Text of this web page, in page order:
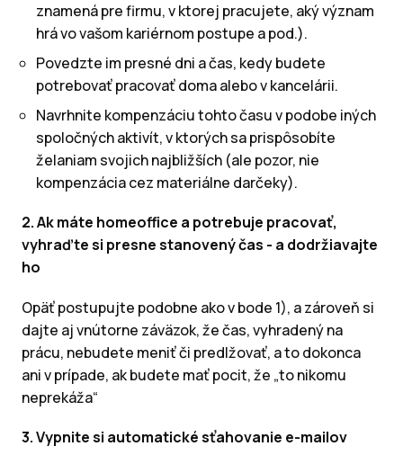
znamená pre firmu, v ktorej pracujete, aký význam
hrá vo vašom kariérnom postupe a pod.).
Povedzte im presné dni a čas, kedy budete
potrebovať pracovať doma alebo v kancelárii.
Navrhnite kompenzáciu tohto času v podobe iných
spoločných aktivít, v ktorých sa prispôsobíte
želaniam svojich najbližších (ale pozor, nie
kompenzácia cez materiálne darčeky).
2. Ak máte homeoffice a potrebuje pracovať,
vyhraďte si presne stanovený čas - a dodržiavajte
ho
Opäť postupujte podobne ako v bode 1), a zároveň si
dajte aj vnútorne záväzok, že čas, vyhradený na
prácu, nebudete meniť či predlžovať, a to dokonca
ani v prípade, ak budete mať pocit, že „to nikomu
neprekáža“
3. Vypnite si automatické sťahovanie e-mailov